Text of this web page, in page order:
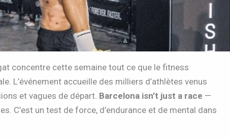
concentre cette semaine tout ce que le fitness
L’événement accueille des milliers d’athlètes venus
et vagues de départ. Barcelona isn’t just a race —
C’est un test de force, d’endurance et de mental dans